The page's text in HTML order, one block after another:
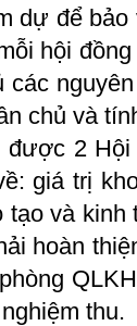
dự để
hội
chủ và
2
giá trị
tạo và
hoàn
thu.